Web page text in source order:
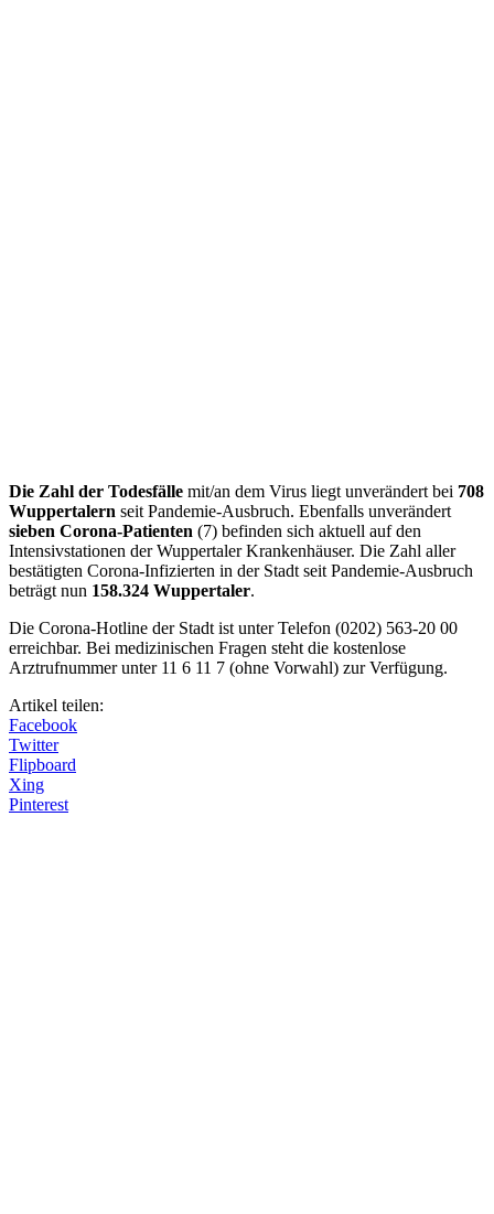
Die Zahl der Todesfälle mit/an dem Virus liegt unverändert bei 708
Wuppertalern seit Pandemie-Ausbruch. Ebenfalls unverändert
sieben Corona-Patienten (7) befinden sich aktuell auf den
Intensivstationen der Wuppertaler Krankenhäuser. Die Zahl aller
bestätigten Corona-Infizierten in der Stadt seit Pandemie-Ausbruch
beträgt nun 158.324 Wuppertaler.
Die Corona-Hotline der Stadt ist unter Telefon (0202) 563-20 00
erreichbar. Bei medizinischen Fragen steht die kostenlose
Arztrufnummer unter 11 6 11 7 (ohne Vorwahl) zur Verfügung.
Artikel teilen:
Facebook
Twitter
Flipboard
Xing
Pinterest